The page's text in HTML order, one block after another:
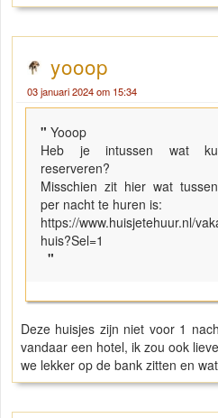
yooop
03 januari 2024 om 15:34
" Yooop
Heb je intussen wat
reserveren?
Misschien zit hier wat
per nacht te huren is:
https://www.huisjetehuur.nl/
huis?Sel=1
"
Deze huisjes zijn niet voor 1
vandaar een hotel, ik zou ook
we lekker op de bank zitten en